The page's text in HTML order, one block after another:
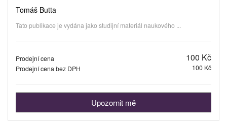
Tomáš Butta
Tato publikace je vydána jako studijní materiál naukového ...
Prodejní cena 100 Kč
Prodejní cena bez DPH 100 Kč
Upozornit mě